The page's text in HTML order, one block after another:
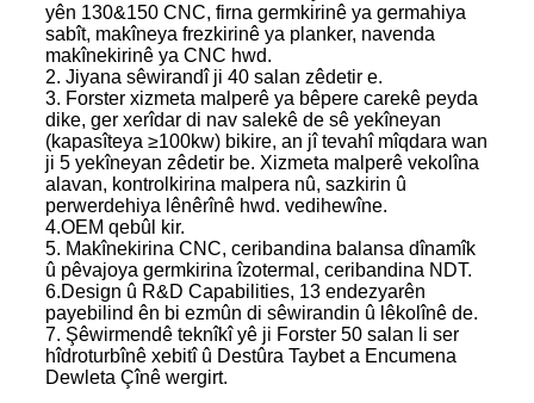
yên 130&150 CNC, firna germkirinê ya germahiya
sabît, makîneya frezkirinê ya planker, navenda
makînekirinê ya CNC hwd.
2. Jiyana sêwirandî ji 40 salan zêdetir e.
3. Forster xizmeta malperê ya bêpere carekê peyda
dike, ger xerîdar di nav salekê de sê yekîneyan
(kapasîteya ≥100kw) bikire, an jî tevahî mîqdara wan
ji 5 yekîneyan zêdetir be. Xizmeta malperê vekolîna
alavan, kontrolkirina malpera nû, sazkirin û
perwerdehiya lênêrînê hwd. vedihewîne.
4.OEM qebûl kir.
5. Makînekirina CNC, ceribandina balansa dînamîk
û pêvajoya germkirina îzotermal, ceribandina NDT.
6.Design û R&D Capabilities, 13 endezyarên
payebilind ên bi ezmûn di sêwirandin û lêkolînê de.
7. Şêwirmendê teknîkî yê ji Forster 50 salan li ser
hîdroturbînê xebitî û Destûra Taybet a Encumena
Dewleta Çînê wergirt.